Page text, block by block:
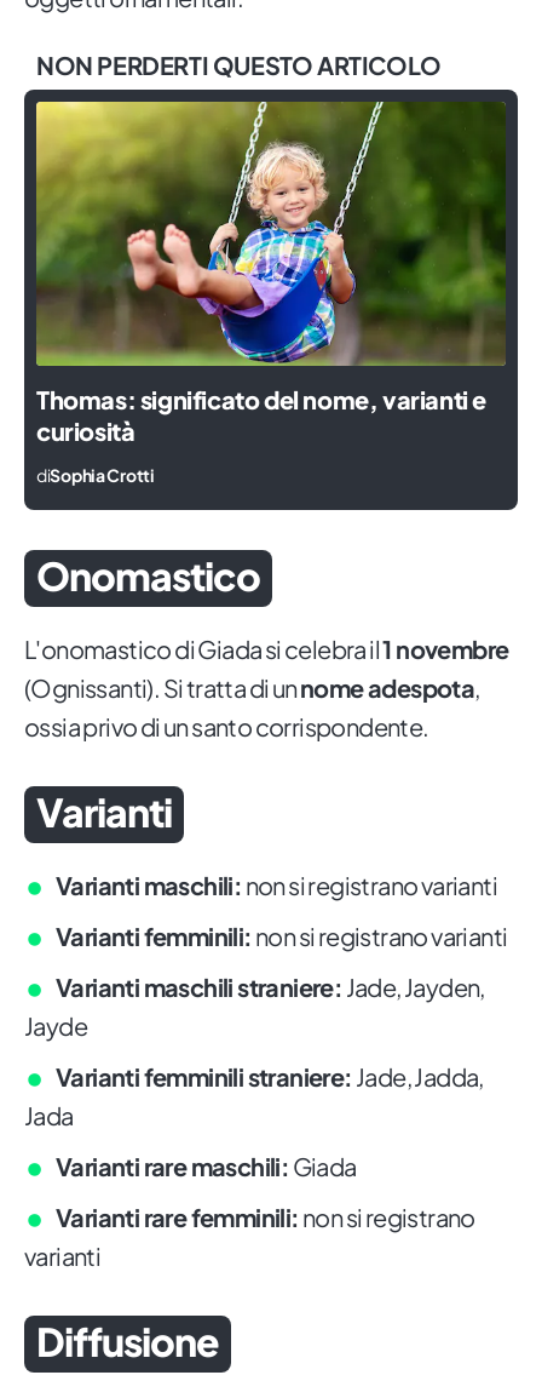
NON PERDERTI QUESTO ARTICOLO
Thomas: significato del nome, varianti e
curiosità
diSophia Crotti
Onomastico
L'onomastico di Giada si celebra il1 novembre
(Ognissanti). Si tratta di unnome adespota,
ossia privo di un santo corrispondente.
Varianti
Varianti maschili: non si registrano varianti
Varianti femminili: non si registrano varianti
Varianti maschili straniere: Jade, Jayden,
Jayde
Varianti femminili straniere: Jade, Jadda,
Jada
Varianti rare maschili: Giada
Varianti rare femminili: non si registrano
varianti
Diffusione